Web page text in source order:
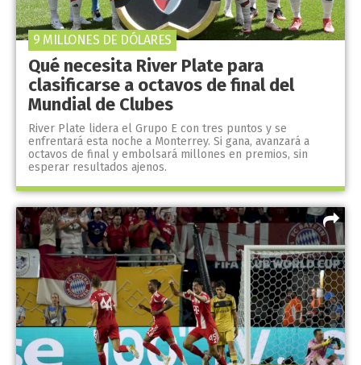
Qué necesita River Plate para
clasificarse a octavos de final del
Mundial de Clubes
River Plate lidera el Grupo E con tres puntos y se
enfrentará esta noche a Monterrey. Si gana, avanzará a
octavos de final y embolsará millones en premios, sin
esperar resultados ajenos.
9 MILLONES DE DÓLARES